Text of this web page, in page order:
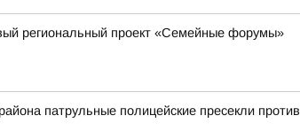
региональный проект «Семейные форумы»
патрульные полицейские пресекли